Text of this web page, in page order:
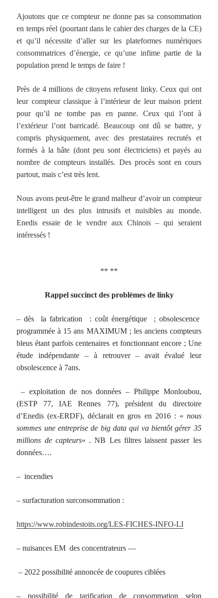
Ajoutons que ce compteur ne donne pas sa consommation
en temps réel (pourtant dans le cahier des charges de la CE)
et qu’il nécessite d’aller sur les plateformes numériques
consommatrices d’énergie, ce qu’une infime partie de la
population prend le temps de faire !
Près de 4 millions de citoyens refusent linky. Ceux qui ont
leur compteur classique à l’intérieur de leur maison prient
pour qu’il ne tombe pas en panne. Ceux qui l’ont à
l’extérieur l’ont barricadé. Beaucoup ont dû se battre, y
compris physiquement, avec des prestataires recrutés et
formés à la hâte (dont peu sont électriciens) et payés au
nombre de compteurs installés. Des procès sont en cours
partout, mais c’est très lent.
Nous avons peut-être le grand malheur d’avoir un compteur
intelligent un des plus intrusifs et nuisibles au monde.
Enedis essaie de le vendre aux Chinois – qui seraient
intéressés !
** **
Rappel succinct des problèmes de linky
– dès la fabrication : coût énergétique ; obsolescence
programmée à 15 ans MAXIMUM ; les anciens compteurs
bleus étant parfois centenaires et fonctionnant encore ; Une
étude indépendante – à retrouver – avait évalué leur
obsolescence à 7ans.
– exploitation de nos données – Philippe Monloubou,
(ESTP 77, IAE Rennes 77), président du directoire
d’Enedis (ex-ERDF), déclarait en gros en 2016 : « nous
sommes une entreprise de big data qui va bientôt gérer 35
millions de capteurs« . NB Les filtres laissent passer les
données….
– incendies
– surfacturation surconsommation :
https://www.robindestoits.org/LES-FICHES-INFO-LI
– nuisances EM des concentrateurs —
– 2022 possibilité annoncée de coupures ciblées
– possibilité de tarification de consommation selon